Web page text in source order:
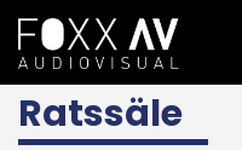
DE Fachkenntnis
Ratssäle